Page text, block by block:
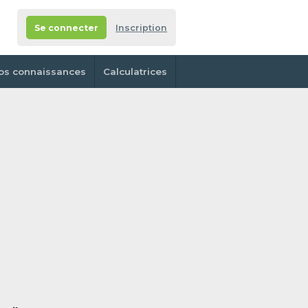
Se connecter Inscription
connaissances Calculatrices